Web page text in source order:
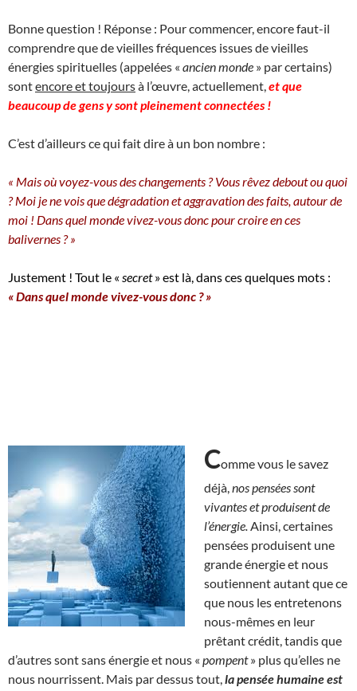
Bonne question ! Réponse : Pour commencer, encore faut-il
comprendre que de vieilles fréquences issues de vieilles
énergies spirituelles (appelées « ancien monde » par certains)
sontencore et toujoursà l’œuvre, actuellement, et que
beaucoup de gens y sont pleinement connectées !
C’est d’ailleurs ce qui fait dire à un bon nombre :
« Mais où voyez-vous des changements ? Vous rêvez debout ou quoi
? Moi je ne vois que dégradation et aggravation des faits, autour de
moi ! Dans quel monde vivez-vous donc pour croire en ces
balivernes ? »
Justement ! Tout le « secret» est là, dans ces quelques mots :
« Dans quel monde vivez-vous donc ? »
Comme vous le savez
déjà, nos pensées sont
vivantes et produisent de
l’énergie. Ainsi, certaines
pensées produisent une
grande énergie et nous
soutiennent autant que ce
que nous les entretenons
nous-mêmes en leur
prêtant crédit, tandis que
d’autres sont sans énergie et nous « pompent» plus qu’elles ne
nous nourrissent. Mais par dessus tout, la pensée humaine est